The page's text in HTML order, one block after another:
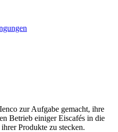
zur Aufgabe gemacht, ihre
Betrieb einiger Eiscafés in die
Produkte zu stecken.